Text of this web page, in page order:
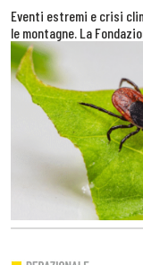
Eventi estremi e crisi
le montagne. La